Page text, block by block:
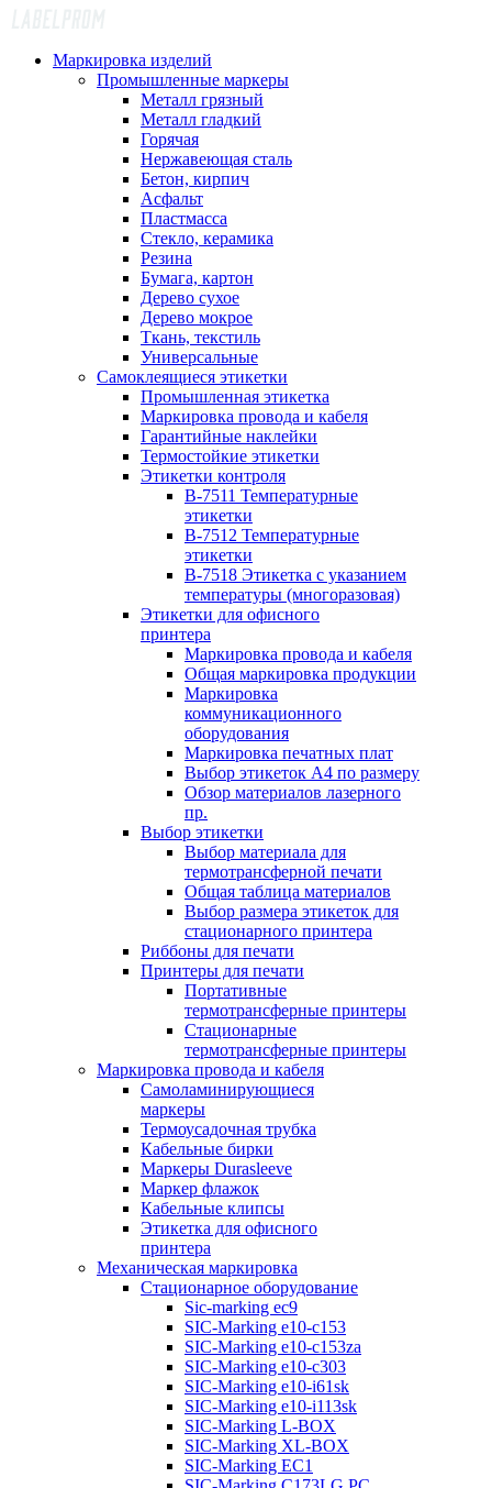
Маркировка изделий
Промышленные маркеры
Металл грязный
Металл гладкий
Горячая
Нержавеющая сталь
Бетон, кирпич
Асфальт
Пластмасса
Стекло, керамика
Резина
Бумага, картон
Дерево сухое
Дерево мокрое
Ткань, текстиль
Универсальные
Самоклеящиеся этикетки
Промышленная этикетка
Маркировка провода и кабеля
Гарантийные наклейки
Термостойкие этикетки
Этикетки контроля
B-7511 Температурные
этикетки
B-7512 Температурные
этикетки
B-7518 Этикетка с указанием
температуры (многоразовая)
Этикетки для офисного
принтера
Маркировка провода и кабеля
Общая маркировка продукции
Маркировка
коммуникационного
оборудования
Маркировка печатных плат
Выбор этикеток А4 по размеру
Обзор материалов лазерного
пр.
Выбор этикетки
Выбор материала для
термотрансферной печати
Общая таблица материалов
Выбор размера этикеток для
стационарного принтера
Риббоны для печати
Принтеры для печати
Портативные
термотрансферные принтеры
Стационарные
термотрансферные принтеры
Маркировка провода и кабеля
Самоламинирующиеся
маркеры
Термоусадочная трубка
Кабельные бирки
Маркеры Durasleeve
Маркер флажок
Кабельные клипсы
Этикетка для офисного
принтера
Механическая маркировка
Стационарное оборудование
Sic-marking ec9
SIC-Marking e10-c153
SIC-Marking e10-c153za
SIC-Marking e10-c303
SIC-Marking e10-i61sk
SIC-Marking e10-i113sk
SIC-Marking L-BOX
SIC-Marking XL-BOX
SIC-Marking EC1